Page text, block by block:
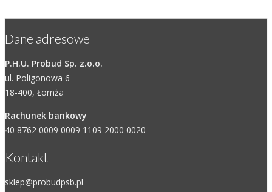
Dane adresowe
P.H.U. Probud Sp. z.o.o.
ul. Poligonowa 6
18-400, Łomża
Rachunek bankowy
40 8762 0009 0009 1109 2000 0020
Kontakt
sklep@probudpsb.pl